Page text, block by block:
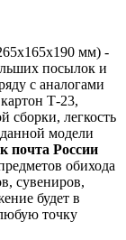
мм) -
посылок и
с аналогами
Т-23,
сборки, легкость
модели
почта России
обихода
сувениров,
будет в
точку